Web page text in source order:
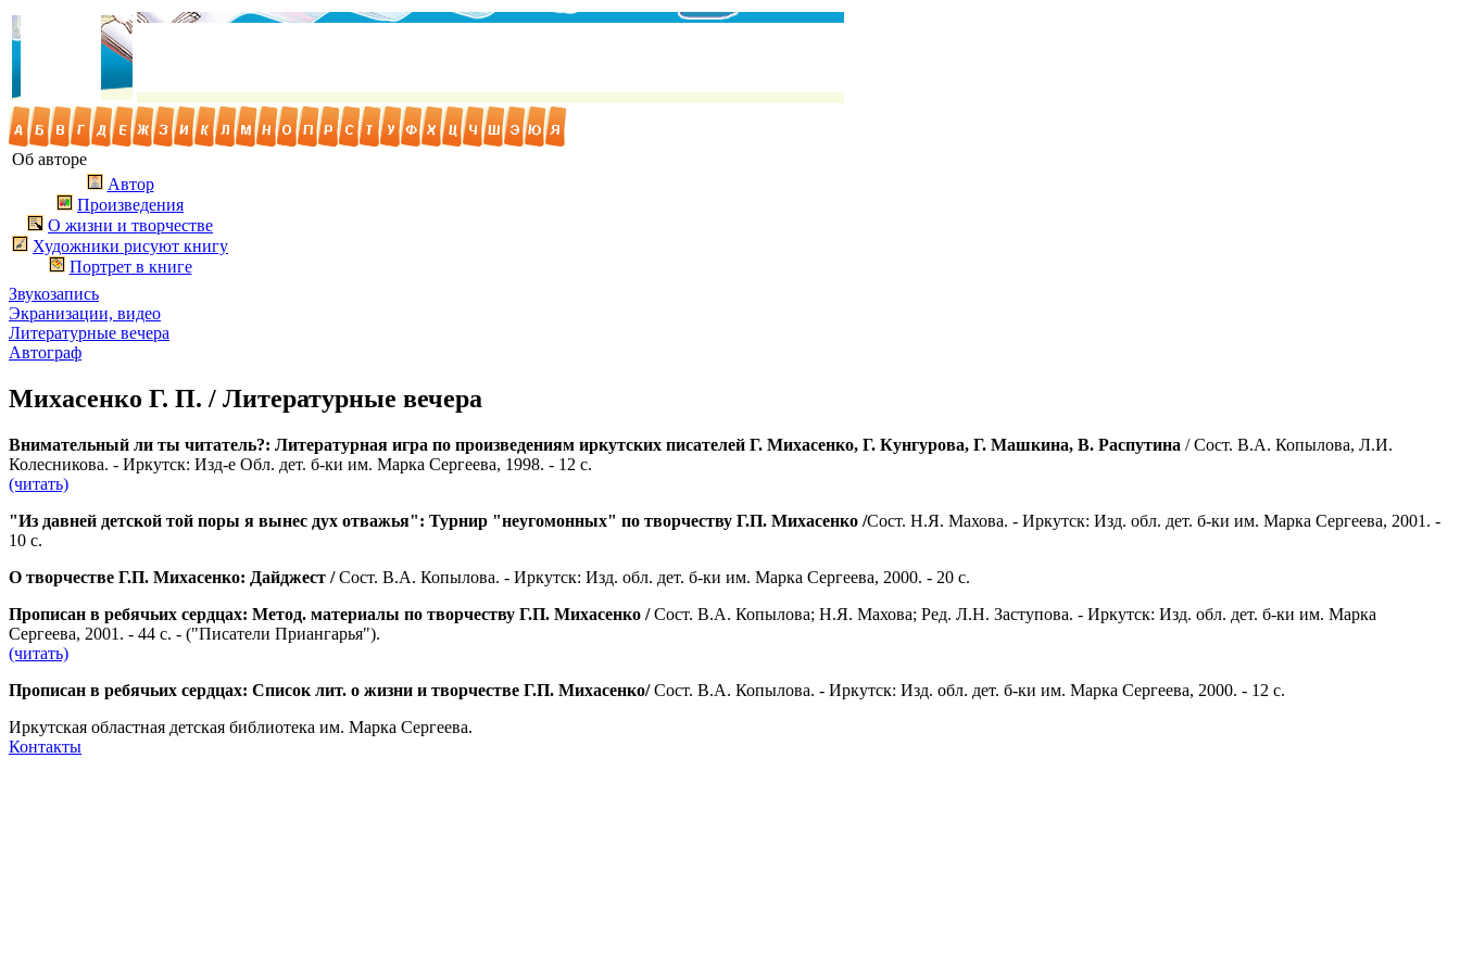
Об авторе
Автор
Произведения
О жизни и творчестве
Художники рисуют книгу
Портрет в книге
Звукозапись
Экранизации, видео
Литературные вечера
Автограф
Михасенко Г. П. / Литературные вечера
Внимательный ли ты читатель?: Литературная игра по произведениям иркутских писателей Г. Михасенко, Г. Кунгурова, Г. Машкина, В. Распутина / Сост. В.А. Копылова, Л.И.
Колесникова. - Иркутск: Изд-е Обл. дет. б-ки им. Марка Сергеева, 1998. - 12 с.
(читать)
"Из давней детской той поры я вынес дух отважья": Турнир "неугомонных" по творчеству Г.П. Михасенко /Сост. Н.Я. Махова. - Иркутск: Изд. обл. дет. б-ки им. Марка Сергеева, 2001. -
10 с.
О творчестве Г.П. Михасенко: Дайджест /Сост. В.А. Копылова. - Иркутск: Изд. обл. дет. б-ки им. Марка Сергеева, 2000. - 20 с.
Прописан в ребячьих сердцах: Метод. материалы по творчеству Г.П. Михасенко /Сост. В.А. Копылова; Н.Я. Махова; Ред. Л.Н. Заступова. - Иркутск: Изд. обл. дет. б-ки им. Марка
Сергеева, 2001. - 44 с. - ("Писатели Приангарья").
(читать)
Прописан в ребячьих сердцах: Список лит. о жизни и творчестве Г.П. Михасенко/Сост. В.А. Копылова. - Иркутск: Изд. обл. дет. б-ки им. Марка Сергеева, 2000. - 12 с.
Иркутская областная детская библиотека им. Марка Сергеева.
Контакты